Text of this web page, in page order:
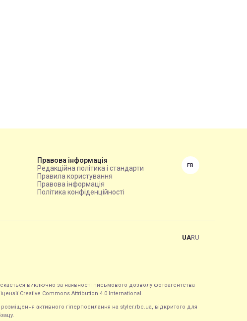
Правова інформація
Редакційна політика і стандарти
Правила користування
Правова інформація
Політика конфіденційності
FB
UARU
виключно за наявності письмового дозволу фотоагентства
Creative Commons Attribution 4.0 International.
активного гіперпосилання на styler.rbc.ua, відкритого для